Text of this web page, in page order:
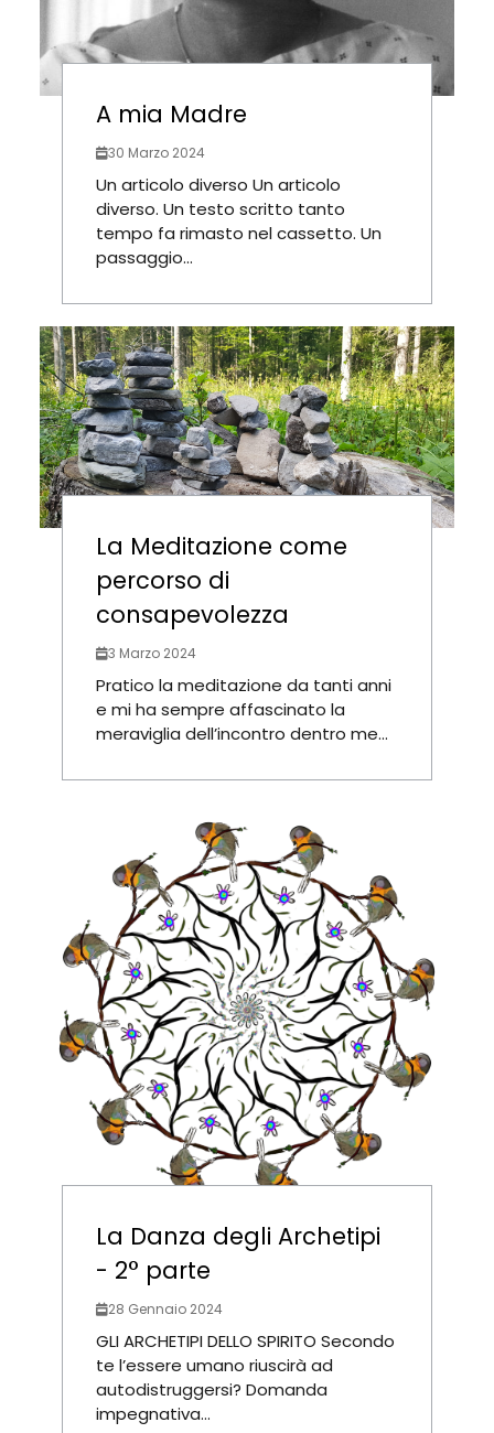
A mia Madre
30 Marzo 2024
Un articolo diverso Un articolo
diverso. Un testo scritto tanto
tempo fa rimasto nel cassetto. Un
passaggio...
La Meditazione come
percorso di
consapevolezza
3 Marzo 2024
Pratico la meditazione da tanti anni
e mi ha sempre affascinato la
meraviglia dell’incontro dentro me...
La Danza degli Archetipi
- 2° parte
28 Gennaio 2024
GLI ARCHETIPI DELLO SPIRITO Secondo
te l’essere umano riuscirà ad
autodistruggersi? Domanda
impegnativa...